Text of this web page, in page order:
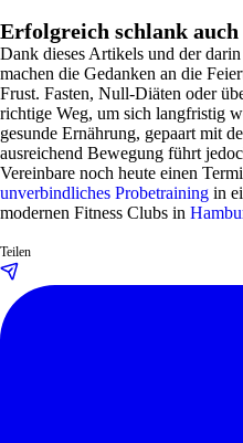
Erfolgreich schlank
Dank dieses Artikels und der
machen die Gedanken an die
Frust. Fasten, Null-Diäten oder
richtige Weg, um sich langfristig
gesunde Ernährung, gepaart mit
ausreichend Bewegung führt
Vereinbare noch heute einen
unverbindliches Probetraining in
modernen Fitness Clubs in
Teilen